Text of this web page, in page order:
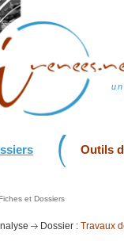
Outils
et Dossiers
Dossier : Travaux